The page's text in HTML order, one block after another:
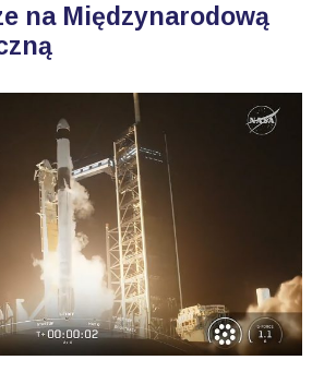
na Międzynarodową